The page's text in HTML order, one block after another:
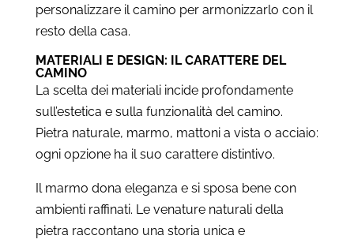
personalizzare il camino per armonizzarlo con il
resto della casa.
MATERIALI E DESIGN: IL CARATTERE DEL
CAMINO
La scelta dei materiali incide profondamente
sull’estetica e sulla funzionalità del camino.
Pietra naturale, marmo, mattoni a vista o acciaio:
ogni opzione ha il suo carattere distintivo.
Il marmo dona eleganza e si sposa bene con
ambienti raffinati. Le venature naturali della
pietra raccontano una storia unica e